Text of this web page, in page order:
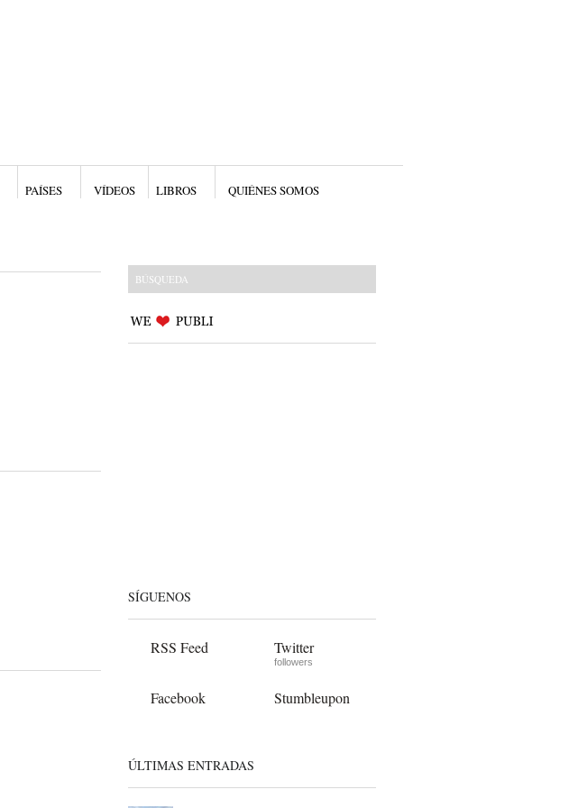
PAÍSES VÍDEOS LIBROS QUIÉNES SOMOS
SÍGUENOS
RSS Feed Twitter
followers
Facebook Stumbleupon
ÚLTIMAS ENTRADAS